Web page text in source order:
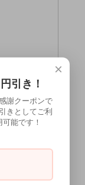
には販
×
引き！
謝クーポンで
きとしてご利
能です！